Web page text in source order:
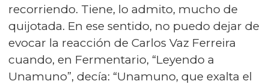
recorriendo. Tiene, lo admito, mucho de
quijotada. En ese sentido, no puedo dejar de
evocar la reacción de Carlos Vaz Ferreira
cuando, en Fermentario, “Leyendo a
Unamuno”, decía: “Unamuno, que exalta el